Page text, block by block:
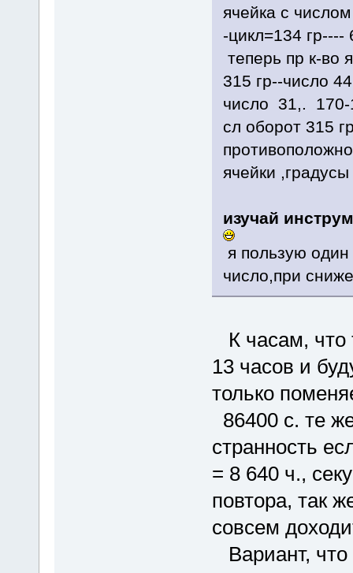
ячейка с
-цикл=134 гр----
теперь пр к-во
315 гр--
число 31,. 170-
сл оборот
ячейки
изучай
я пользую
число,при
К часам, что
13 часов и
только
86400 с. те
странность
= 8 640 ч.,
повтора, так
совсем
Вариант,